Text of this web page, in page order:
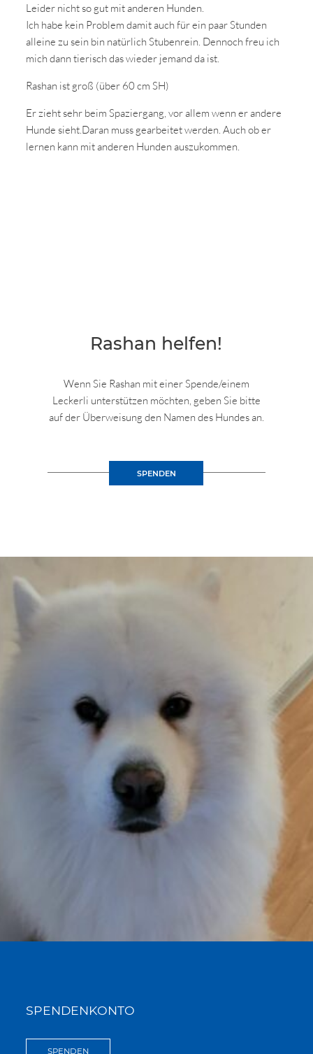
Leider nicht so gut mit anderen Hunden.
Ich habe kein Problem damit auch für ein paar Stunden
alleine zu sein bin natürlich Stubenrein. Dennoch freu ich
mich dann tierisch das wieder jemand da ist.
Rashan ist groß (über 60 cm SH)
Er zieht sehr beim Spaziergang, vor allem wenn er andere
Hunde sieht.Daran muss gearbeitet werden. Auch ob er
lernen kann mit anderen Hunden auszukommen.
Rashan helfen!
Wenn Sie Rashan mit einer Spende/einem
Leckerli unterstützen möchten, geben Sie bitte
auf der Überweisung den Namen des Hundes an.
SPENDEN
SPENDENKONTO
SPENDEN